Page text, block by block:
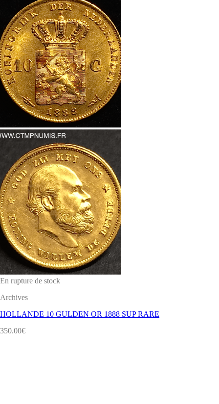
En rupture de stock
Archives
HOLLANDE 10 GULDEN OR 1888 SUP RARE
350.00€